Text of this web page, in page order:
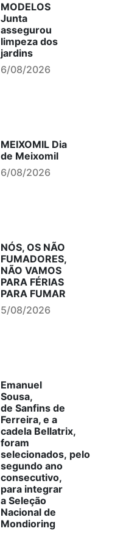
MODELOS
Junta
assegurou
limpeza dos
jardins
6/08/2026
MEIXOMIL Dia
de Meixomil
6/08/2026
NÓS, OS NÃO
FUMADORES,
NÃO VAMOS
PARA FÉRIAS
PARA FUMAR
5/08/2026
Emanuel
Sousa,
de Sanfins de
Ferreira, e a
cadela Bellatrix,
foram
selecionados, pelo
segundo ano
consecutivo,
para integrar
a Seleção
Nacional de
Mondioring